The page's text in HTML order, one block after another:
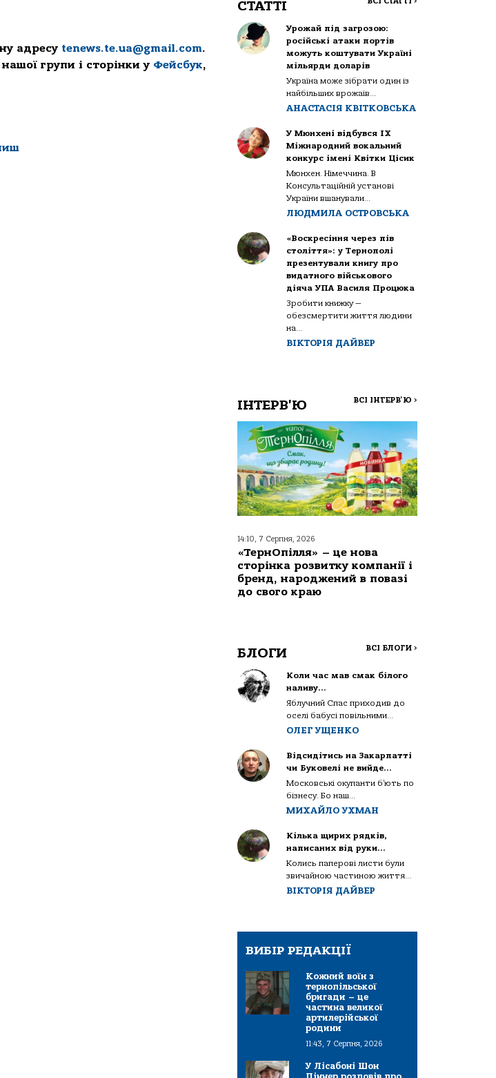
адресу tenews.te.ua@gmail.com.
групи і сторінки у Фейсбук,
СТАТТІ
Урожай під загрозою:
російські атаки портів
можуть коштувати Україні
мільярди доларів
Україна може зібрати один із
найбільших врожаїв...
АНАСТАСІЯ КВІТКОВСЬКА
У Мюнхені відбувся IX
Міжнародний вокальний
конкурс імені Квітки Цісик
Мюнхен. Німеччина. В
Консультаційній установі
України вшанували...
ЛЮДМИЛА ОСТРОВСЬКА
«Воскресіння через пів
століття»: у Тернополі
презентували книгу про
видатного військового
діяча УПА Василя Процюка
Зробити книжку —
обезсмертити життя людини
на...
ВІКТОРІЯ ДАЙВЕР
ІНТЕРВ'Ю ВСІ ІНТЕРВ'Ю >
14:10, 7 Серпня, 2026
«ТернОпілля» – це нова
сторінка розвитку компанії і
бренд, народжений в повазі
до свого краю
БЛОГИ ВСІ БЛОГИ >
Коли час мав смак білого
наливу…
Яблучний Спас приходив до
оселі бабусі повільними...
ОЛЕГ УЩЕНКО
Відсидітись на Закарпатті
чи Буковелі не вийде…
Московські окупанти б’ють по
бізнесу. Бо наш...
МИХАЙЛО УХМАН
Кілька щирих рядків,
написаних від руки…
Колись паперові листи були
звичайною частиною життя...
ВІКТОРІЯ ДАЙВЕР
ВИБІР РЕДАКЦІЇ
Кожний воїн з
тернопільської
бригади – це
частина великої
артилерійської
родини
11:43, 7 Серпня, 2026
У Лісабоні Шон